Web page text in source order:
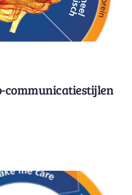
communicatiestijlen